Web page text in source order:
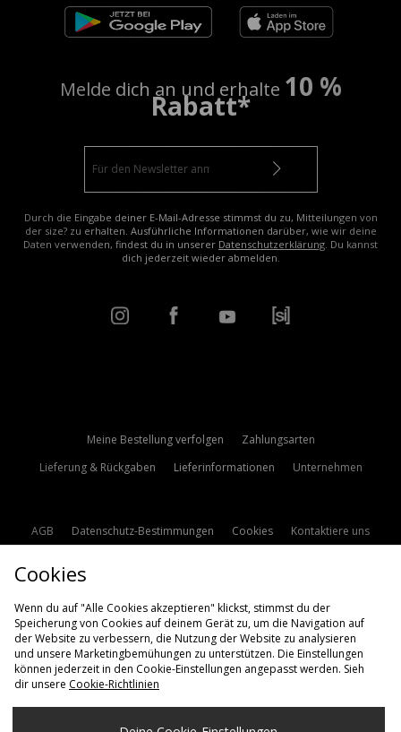
Melde dich an und erhalte 10 %
Rabatt*
Durch die Eingabe deiner E-Mail-Adresse stimmst du zu, Mitteilungen von
der size? zu erhalten. Ausführliche Informationen darüber, wie wir deine
Daten verwenden, findest du in unserer Datenschutzerklärung . Du kannst
dich jederzeit wieder abmelden.
Meine Bestellung verfolgen
Zahlungsarten
Lieferung & Rückgaben
Lieferinformationen Unternehmen
AGB Datenschutz-Bestimmungen Cookies
Kontaktiere uns
Lieferung Nach
Cookies
Wenn du auf "Alle Cookies akzeptieren" klickst, stimmst du der
Speicherung von Cookies auf deinem Gerät zu, um die Navigation auf
der Website zu verbessern, die Nutzung der Website zu analysieren
und unsere Marketingbemühungen zu unterstützen. Die Einstellungen
können jederzeit in den Cookie-Einstellungen angepasst werden. Sieh
dir unsere Cookie-Richtlinien